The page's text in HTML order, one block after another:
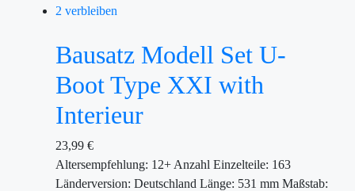
2 verbleiben
Bausatz Modell Set U-
Boot Type XXI with
Interieur
23,99 €
Altersempfehlung: 12+ Anzahl Einzelteile: 163
Länderversion: Deutschland Länge: 531 mm Maßstab: